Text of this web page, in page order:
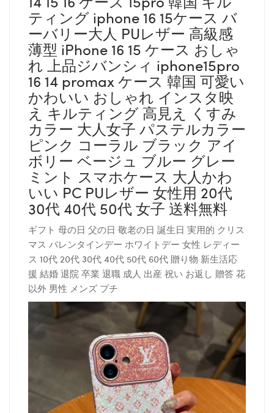
ティング iphone 16 15ケース バ
ーバリー大人 PUレザー 高級感
薄型 iPhone 16 15 ケース おしゃ
れ 上品ジバンシィ iphone15pro
16 14 promax ケース 韓国 可愛い
かわいい おしゃれ インスタ映
え キルティング 高見え くすみ
カラー 大人女子 パステルカラー
ピンク コーラル ブラック アイ
ボリー ベージュ ブルー グレー
ミント スマホケース 大人かわ
いい PC PUレザー 女性用 20代
30代 40代 50代 女子 送料無料
ギフト 母の日 父の日 敬老の日 誕生日 実用的 クリス
マス バレンタインデー ホワイトデー 女性 レディー
ス 10代 20代 30代 40代 50代 60代 贈り物 新生活応
援 結婚 退院 卒業 退職 成人 出産 祝い お返し 贈答 花
以外 男性 メンズ プチ